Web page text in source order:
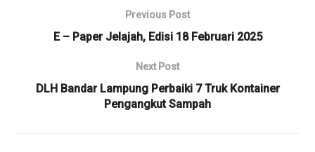
Previous Post
E – Paper Jelajah, Edisi 18 Februari 2025
Next Post
DLH Bandar Lampung Perbaiki 7 Truk Kontainer
Pengangkut Sampah